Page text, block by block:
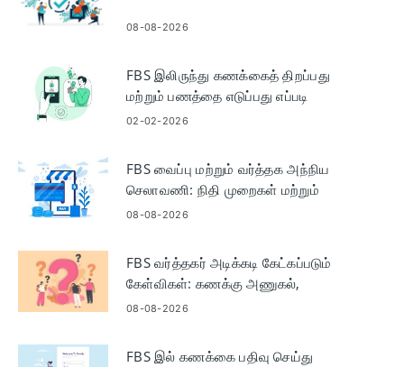
08-08-2026
FBS இலிருந்து கணக்கைத் திறப்பது
மற்றும் பணத்தை எடுப்பது எப்படி
02-02-2026
FBS வைப்பு மற்றும் வர்த்தக அந்நிய
செலாவணி: நிதி முறைகள் மற்றும்
வர்த்தக படிகள்
08-08-2026
FBS வர்த்தகர் அடிக்கடி கேட்கப்படும்
கேள்விகள்: கணக்கு அணுகல்,
வர்த்தகம், வைப்பு மற்றும் திரும்பப்
08-08-2026
FBS இல் கணக்கை பதிவு செய்து